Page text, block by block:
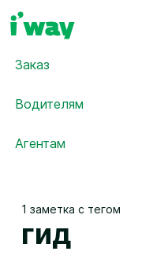
Заказ
Водителям
Агентам
1 заметка с тегом
гид